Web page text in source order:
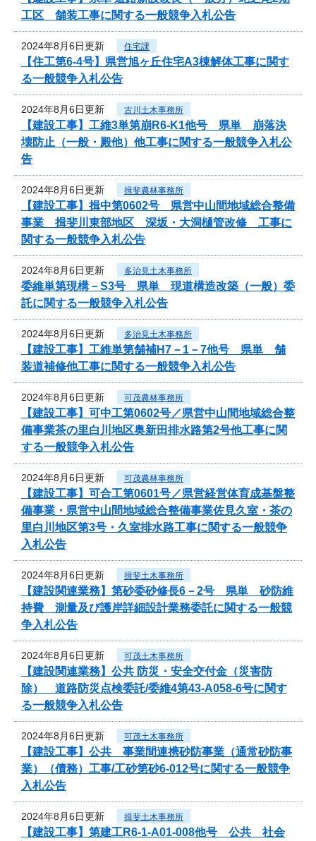
工区 舗装工事に関する一般競争入札公告
2024年8月6日更新 住宅課
【住工第6-4号】県営旭ヶ丘住宅A3棟解体工事に関す
る一般競争入札公告
2024年8月6日更新 古川土木事務所
【建設工事】工維3単第崩R6-K1他号 県単 崩落決
壊防止（一般・殿他）他工事に関する一般競争入札公
告
2024年8月6日更新 揖斐農林事務所
【建設工事】揖中第0602号 県営中山間地域総合整備
事業 揖斐川東部地区 深坂・大洞樋管改修 工事に
関する一般競争入札公告
2024年8月6日更新 多治見土木事務所
委維単第現構－S3号 県単 現道構造改築（一般）委
託に関する一般競争入札公告
2024年8月6日更新 多治見土木事務所
【建設工事】工維単第舗補H7－1－7他号 県単 舗
装道補修他工事に関する一般競争入札公告
2024年8月6日更新 可茂農林事務所
【建設工事】可中工第0602号／県営中山間地域総合整
備事業茶の里白川地区奥新田排水路第2号他工事に関
する一般競争入札公告
2024年8月6日更新 可茂農林事務所
【建設工事】可合工第0601号／県営経営体育成基盤整
備事業・県営中山間地域総合整備事業佐見久室・茶の
里白川地区第3号・久室排水路工事に関する一般競争
入札公告
2024年8月6日更新 揖斐土木事務所
【建設関連業務】第砂委砂修長6－2号 県単 砂防維
持費 測量及び護岸詳細設計業務委託に関する一般競
争入札公告
2024年8月6日更新 可茂土木事務所
【建設関連業務】公共 防災・安全交付金（災害防
除） 道路防災点検委託/委維4第43-A058-6号に関す
る一般競争入札公告
2024年8月6日更新 可茂土木事務所
【建設工事】公共 事業間連携砂防事業（通常砂防事
業）（債務）工事/工砂第砂6-012号に関する一般競争
入札公告
2024年8月6日更新 揖斐土木事務所
【建設工事】第建工R6-1-A01-008他号 公共 社会